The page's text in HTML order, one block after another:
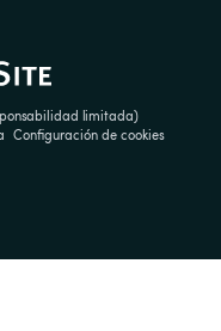
limitada)
Configuración de cookies